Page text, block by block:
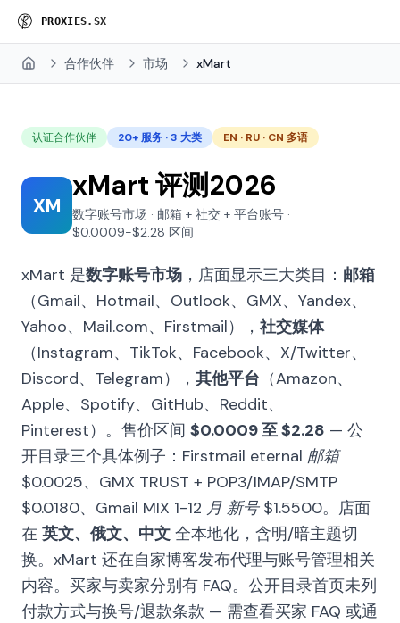
PROXI ES. SX
Home 合作伙伴 市场 xMart
认证合作伙伴 20+ 服务 · 3 大类 EN · RU · CN 多语
XM
xMart 评测2026
数字账号市场 · 邮箱 + 社交 + 平台账号 ·
$0.0009-$2.28 区间
xMart 是数字账号市场 ，店面显示三大类目： 邮箱
（Gmail、Hotmail、Outlook、GMX、Yandex、
Yahoo、Mail.com、Firstmail）， 社交媒体
（Instagram、TikTok、Facebook、X/Twitter、
Discord、Telegram）， 其他平台 （Amazon、
Apple、Spotify、GitHub、Reddit、
Pinterest）。售价区间 $0.0009 至 $2.28 — 公
开目录三个具体例子： Firstmail eternal 邮箱
$0.0025、 GMX TRUST + POP3/IMAP/SMTP
$0.0180、 Gmail MIX 1-12 月 新号 $1.5500。店面
在 英文、俄文、中文 全本地化，含明/暗主题切
换。xMart 还在自家博客发布代理与账号管理相关
内容。买家与卖家分别有 FAQ。公开目录首页未列
付款方式与换号/退款条款 — 需查看买家 FAQ 或通